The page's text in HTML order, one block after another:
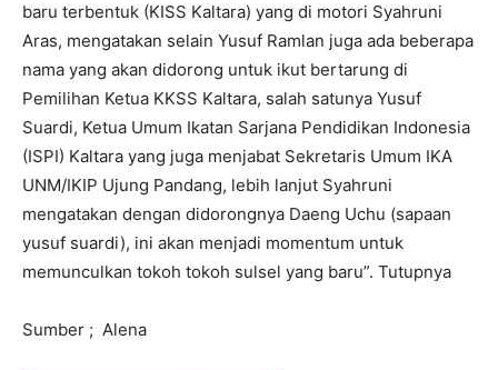
baru terbentuk (KISS Kaltara) yang di motori Syahruni
Aras, mengatakan selain Yusuf Ramlan juga ada beberapa
nama yang akan didorong untuk ikut bertarung di
Pemilihan Ketua KKSS Kaltara, salah satunya Yusuf
Suardi, Ketua Umum Ikatan Sarjana Pendidikan Indonesia
(ISPI) Kaltara yang juga menjabat Sekretaris Umum IKA
UNM/IKIP Ujung Pandang, lebih lanjut Syahruni
mengatakan dengan didorongnya Daeng Uchu (sapaan
yusuf suardi), ini akan menjadi momentum untuk
memunculkan tokoh tokoh sulsel yang baru”. Tutupnya
Sumber ; Alena